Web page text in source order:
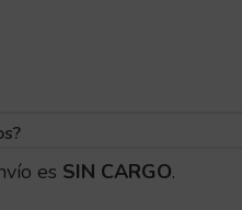
es SIN CARGO.